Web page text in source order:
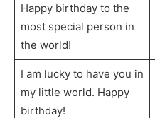
Happy birthday to the
most special person in
the world!
I am lucky to have you in
my little world. Happy
birthday!